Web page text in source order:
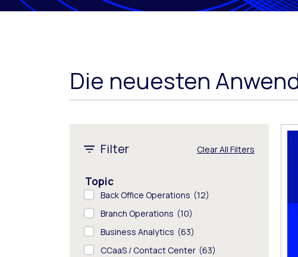
Die neuesten
Filter Clear All Filters
Topic
Back Office Operations (12)
Branch Operations (10)
Business Analytics (63)
CCaaS / Contact Center (63)